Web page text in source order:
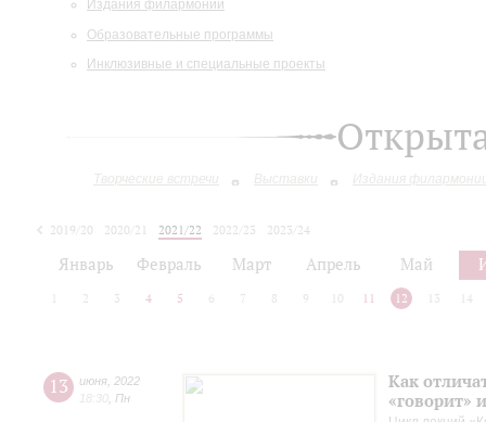
Издания филармонии
Образовательные программы
Инклюзивные и специальные проекты
Творческие встречи Выставки Издания
2019/20 2020/21 2021/22 2022/23
2023/24
Январь Февраль Март Апрель Май
2 3 4 5 6 7 8 9 10 11 12 13 14
13 июня 2022
18:30 Пн
Как
«говорит»